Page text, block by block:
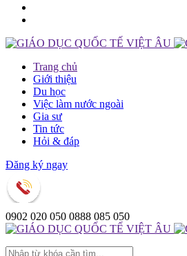
Trang chủ
Giới thiệu
Du học
Việc làm nước ngoài
Gia sư
Tin tức
Hỏi & đáp
Đăng ký ngay
0902 020 050 0888 085 050